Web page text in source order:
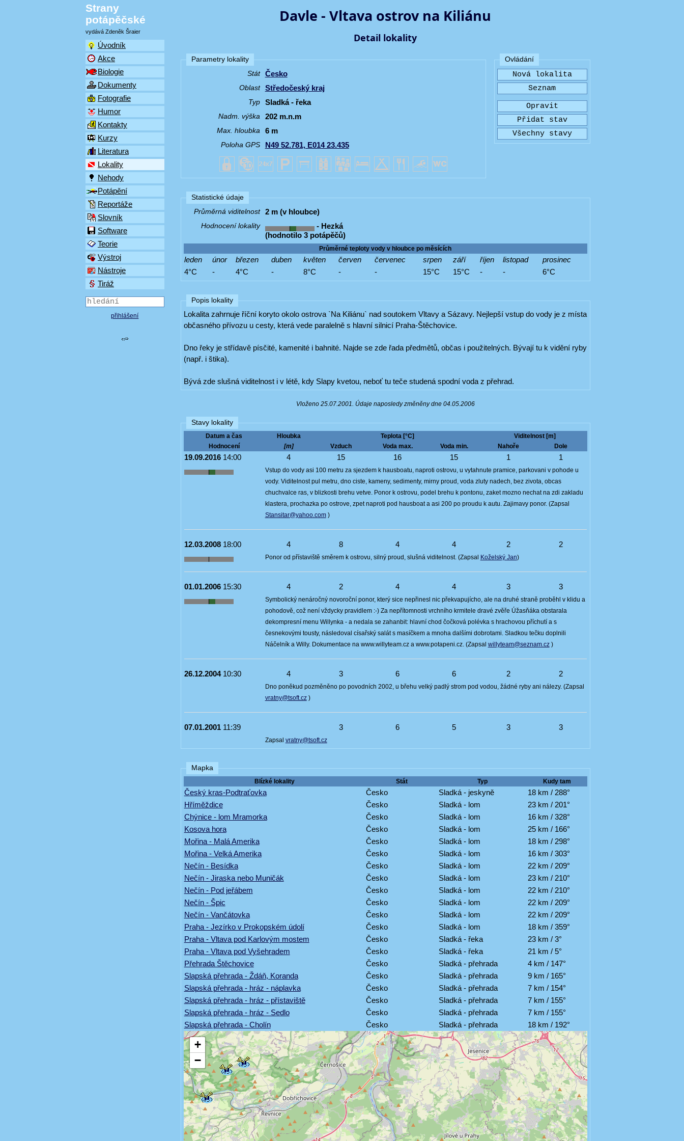
Strany
potápěčské
vydává Zdeněk Šraier
Úvodník
Akce
Biologie
Dokumenty
Fotografie
Humor
Kontakty
Kurzy
Literatura
Lokality
Nehody
Potápění
Reportáže
Slovník
Software
Teorie
Výstroj
Nástroje
Tiráž
přihlášení
Davle - Vltava ostrov na Kiliánu
Detail lokality
Ovládání
Parametry lokality
Stát
Česko
Oblast Středočeský kraj
Typ Sladká - řeka
Nadm. výška 202 m.n.m
Max. hloubka 6 m
Poloha GPS N49 52.781, E014 23.435
Statistické údaje
Průměrná viditelnost
2 m (v hloubce)
Hodnocení lokality
- Hezká
(hodnotilo 3 potápěčů)
Průměrné teploty vody v hloubce po měsících
leden únor březen duben květen červen červenec srpen září říjen listopad
prosinec
4°C
- 4°C - 8°C - - 15°C 15°C - - 6°C
Popis lokality
Lokalita zahrnuje říční koryto okolo ostrova `Na Kiliánu` nad soutokem Vltavy a Sázavy. Nejlepší vstup do vody je z místa
občasného přívozu u cesty, která vede paralelně s hlavní silnicí Praha-Štěchovice.
Dno řeky je střídavě písčité, kamenité i bahnité. Najde se zde řada předmětů, občas i použitelných. Bývají tu k vidění ryby
(např. i štika).
Bývá zde slušná viditelnost i v létě, kdy Slapy kvetou, neboť tu teče studená spodní voda z přehrad.
Vloženo 25.07.2001. Údaje naposledy změněny dne 04.05.2006
Stavy lokality
Datum a čas Hloubka Teplota [°C]
Viditelnost [m]
Hodnocení
[m] Vzduch Voda max. Voda min. Nahoře Dole
19.09.201614:00 4 15 16 15 1 1
Vstup do vody asi 100 metru za sjezdem k hausboatu, naproti ostrovu, u vytahnute pramice, parkovani v pohode u
vody. Viditelnost pul metru, dno ciste, kameny, sedimenty, mirny proud, voda zluty nadech, bez zivota, obcas
chuchvalce ras, v blizkosti brehu vetve. Ponor k ostrovu, podel brehu k pontonu, zaket mozno nechat na zdi zakladu
klastera, prochazka po ostrove, zpet naproti pod hausboat a asi 200 po proudu k autu. Zajimavy ponor. (Zapsal
Stansitar@yahoo.com)
12.03.200818:00 4 8 4 4 2 2
Ponor od přístaviště směrem k ostrovu, silný proud, slušná viditelnost. (Zapsal Koželský Jan)
01.01.200615:30 4 2 4 4 3 3
Symbolický nenáročný novoroční ponor, který sice nepřinesl nic překvapujícho, ale na druhé straně proběhl v klidu a
pohodově, což není vždycky pravidlem :-) Za nepřítomnosti vrchního krmitele dravé zvěře Úžasňáka obstarala
dekompresní menu Willynka - a nedala se zahanbit: hlavní chod čočková polévka s hrachovou příchutí a s
česnekovými tousty, následoval císařský salát s masíčkem a mnoha dalšími dobrotami. Sladkou tečku doplnili
Náčelník a Willy. Dokumentace na www.willyteam.cz a www.potapeni.cz. (Zapsal willyteam@seznam.cz)
26.12.200410:30 4 3 6 6 2 2
Dno poněkud pozměněno po povodních 2002, u břehu velký padlý strom pod vodou, žádné ryby ani nálezy. (Zapsal
vratny@tsoft.cz)
07.01.200111:39 3 6 5 3 3
Zapsal vratny@tsoft.cz
Mapka
Blízké lokality Stát Typ Kudy tam
Český kras-Podtraťovka Česko Sladká - jeskyně
18 km / 288°
Hříměždice
Česko Sladká - lom
23 km / 201°
Chýnice - lom Mramorka
Česko Sladká - lom
16 km / 328°
Kosova hora
Česko Sladká - lom
25 km / 166°
Mořina - Malá Amerika
Česko Sladká - lom
18 km / 298°
Mořina - Velká Amerika
Česko Sladká - lom
16 km / 303°
Nečín - Besídka
Česko Sladká - lom
22 km / 209°
Nečín - Jiraska nebo Muničák
Česko Sladká - lom
23 km / 210°
Nečín - Pod jeřábem
Česko Sladká - lom
22 km / 210°
Nečín - Špic
Česko Sladká - lom
22 km / 209°
Nečín - Vančátovka
Česko Sladká - lom
22 km / 209°
Praha - Jezírko v Prokopském údolí
Česko Sladká - lom
18 km / 359°
Praha - Vltava pod Karlovým mostem
Česko Sladká - řeka
23 km / 3°
Praha - Vltava pod Vyšehradem
Česko Sladká - řeka
21 km / 5°
Přehrada Štěchovice
Česko Sladká - přehrada
4 km / 147°
Slapská přehrada - Ždáň, Koranda
Česko Sladká - přehrada
9 km / 165°
Slapská přehrada - hráz - náplavka
Česko Sladká - přehrada
7 km / 154°
Slapská přehrada - hráz - přístaviště
Česko Sladká - přehrada
7 km / 155°
Slapská přehrada - hráz - Sedlo
Česko Sladká - přehrada
7 km / 155°
Slapská přehrada - Cholín
Česko Sladká - přehrada 18 km / 192°